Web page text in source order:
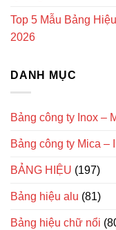
Top 5 Mẫu Bảng
2026
DANH MỤC
Bảng công ty Inox –
Bảng công ty Mica –
BẢNG HIỆU (197)
Bảng hiệu alu (81)
Bảng hiệu chữ nổi